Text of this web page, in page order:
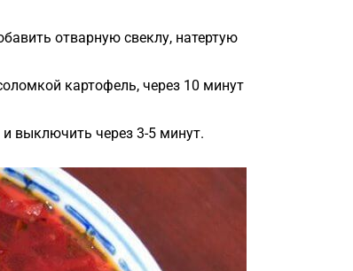
отварную свеклу, натертую
картофель, через 10 минут
выключить через 3-5 минут.